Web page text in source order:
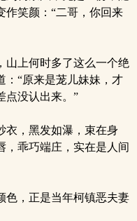
作笑颜：“二哥，你回来
上何时多了这么一个绝
：“原来是茏儿妹妹，才
点没认出来。”
，黑发如瀑，束在身
，乖巧端庄，实在是人间
，正是当年柯镇恶夫妻